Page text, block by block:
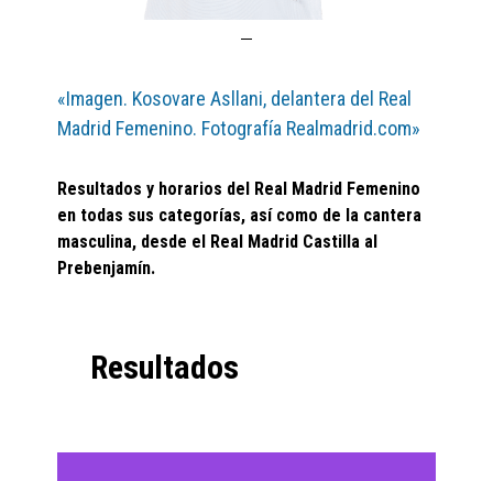
«Imagen. Kosovare Asllani, delantera del Real
Madrid Femenino. Fotografía Realmadrid.com»
Resultados y horarios del Real Madrid Femenino
en todas sus categorías, así como de la cantera
masculina, desde el Real Madrid Castilla al
Prebenjamín.
Resultados